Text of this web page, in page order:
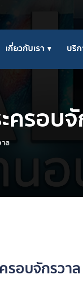
เกี่ยวกับเรา ▼ บริก
ครอบจั
ล
รอบจักรวาล